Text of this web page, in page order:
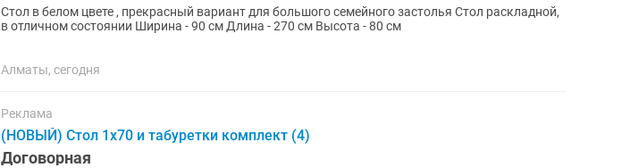
Стол в белом цвете , прекрасный вариант для большого семейного застолья Стол раскладной,
в отличном состоянии Ширина - 90 см Длина - 270 см Высота - 80 см
Алматы, сегодня
Реклама
(НОВЫЙ) Стол 1х70 и табуретки комплект (4)
Договорная